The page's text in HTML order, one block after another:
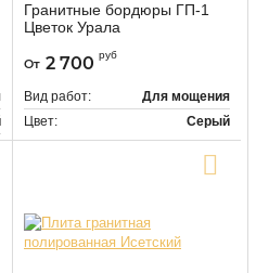
Гранитные бордюры ГП-1
Цветок Урала
От 2 700 руб
Вид работ:
Для мощения
Цвет:
Серый